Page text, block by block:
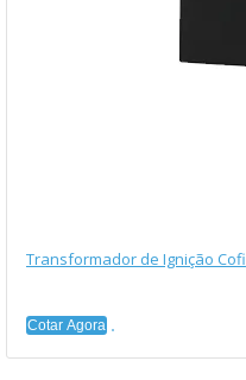
Transformador de Ignição Cofi
Cotar Agora